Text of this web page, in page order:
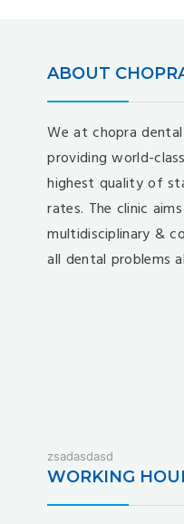
ABOUT
We at chopra
providing world-
highest quality of
rates. The clinic
multidisciplinary &
all dental problems
dodobet
zsadasdasd
WORKING